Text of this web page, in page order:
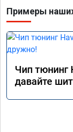
Примеры
Чип тюнинг
давайте